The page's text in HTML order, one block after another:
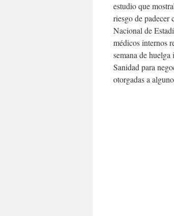
estudio que
riesgo de
Nacional de
médicos internos
semana de
Sanidad para
otorgadas a